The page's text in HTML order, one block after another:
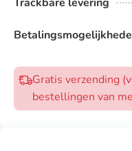
Gratis verzending
bestellingen van